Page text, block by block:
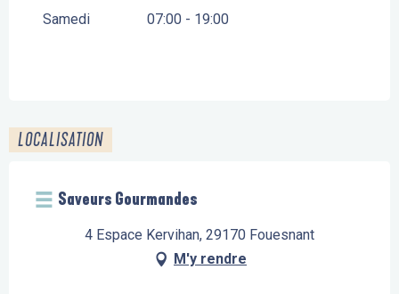
Samedi 07:00 - 19:00
LOCALISATION
Saveurs Gourmandes
4 Espace Kervihan, 29170 Fouesnant
M'y rendre